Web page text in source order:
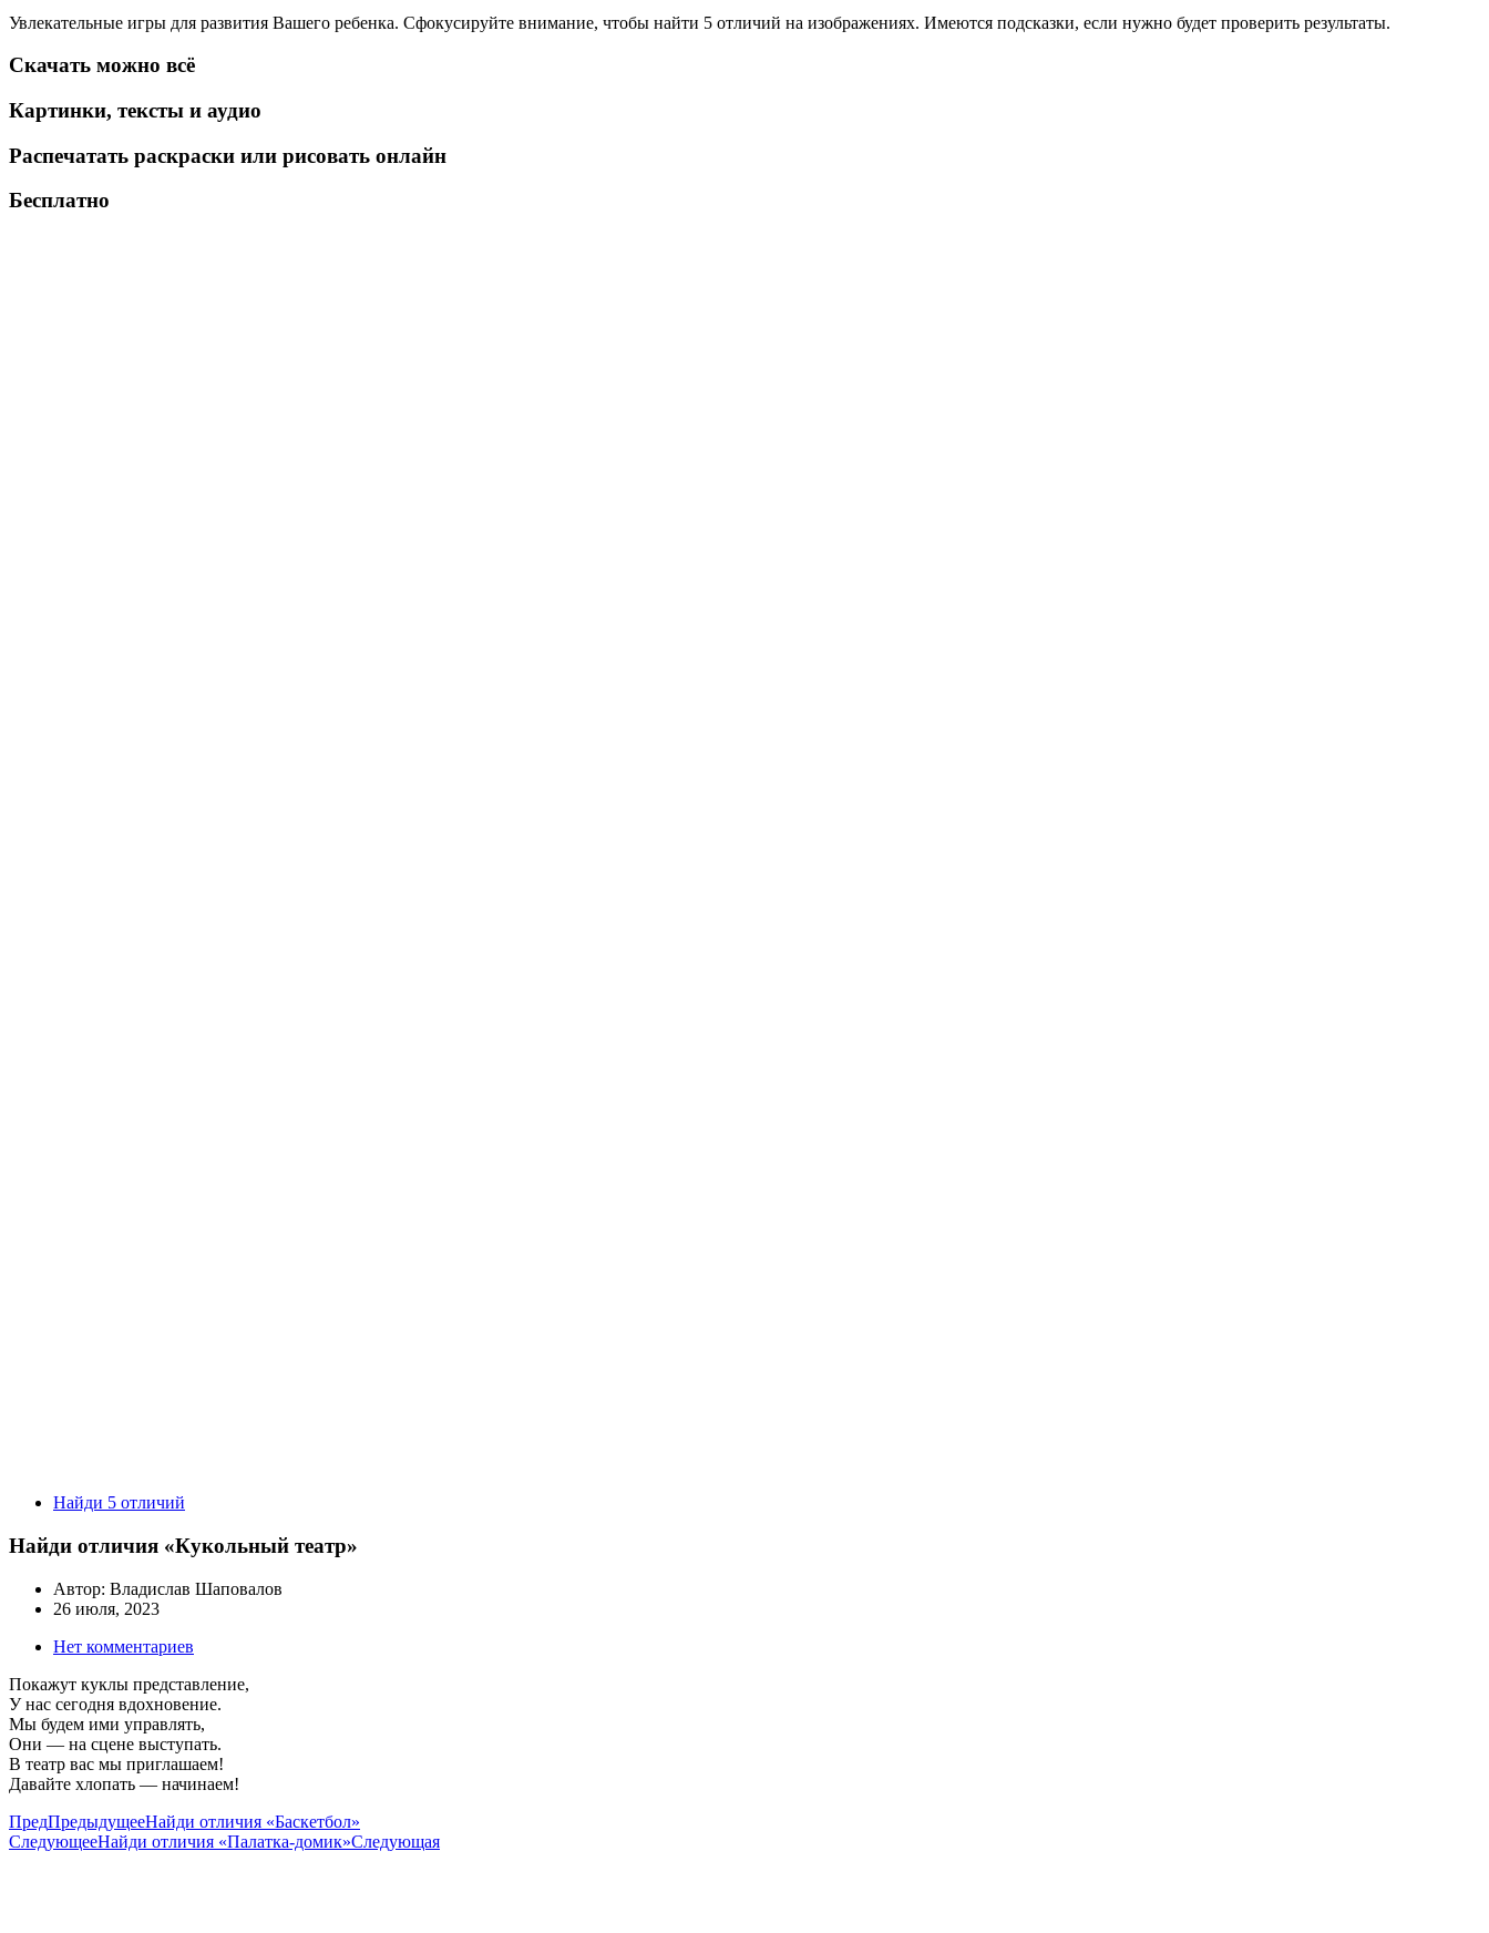
Увлекательные игры для развития Вашего ребенка. Сфокусируйте внимание, чтобы найти 5 отличий на изображениях. Имеются подсказки, если нужно будет проверить результаты.
Скачать можно всё
Картинки, тексты и аудио
Распечатать раскраски или рисовать онлайн
Бесплатно
Найди 5 отличий
Найди отличия «Кукольный театр»
Автор: Владислав Шаповалов
26 июля, 2023
Нет комментариев
Покажут куклы представление,
У нас сегодня вдохновение.
Мы будем ими управлять,
Они — на сцене выступать.
В театр вас мы приглашаем!
Давайте хлопать — начинаем!
ПредПредыдущееНайди отличия «Баскетбол»
СледующееНайди отличия «Палатка-домик»Следующая